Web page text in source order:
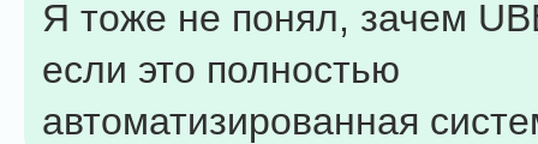
Я тоже не понял, зачем
если это полностью
автоматизированная